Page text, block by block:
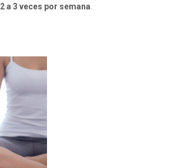
2 a 3 veces por semana